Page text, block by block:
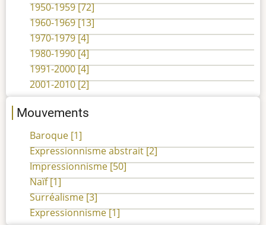
1950-1959[72]
1960-1969[13]
1970-1979[4]
1980-1990[4]
1991-2000[4]
2001-2010[2]
Mouvements
Baroque [1]
Expressionnisme abstrait[2]
Impressionnisme[50]
Naïf[1]
Surréalisme[3]
Expressionnisme[1]